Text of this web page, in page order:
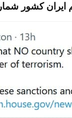
ایران کشور